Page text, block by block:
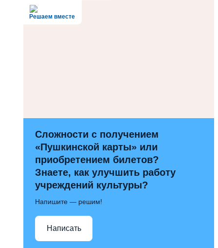
Решаем вместе
Сложности с получением
«Пушкинской карты» или
приобретением билетов?
Знаете, как улучшить работу
учреждений культуры?
Напишите — решим!
Написать